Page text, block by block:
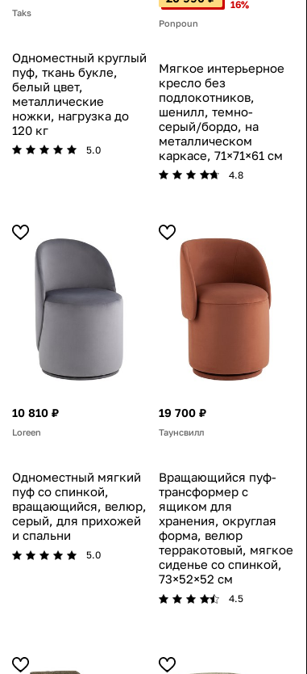
Taks
Одноместный круглый
пуф, ткань букле,
белый цвет,
металлические
ножки, нагрузка до
120 кг
5.0
16%
Ponpoun
Мягкое интерьерное
кресло без
подлокотников,
шенилл, темно-
серый/бордо, на
металлическом
каркасе, 71×71×61 см
4.8
10 810 ₽
Loreen
Одноместный мягкий
пуф со спинкой,
вращающийся, велюр,
серый, для прихожей
и спальни
5.0
19 700 ₽
Таунсвилл
Вращающийся пуф-
трансформер с
ящиком для
хранения, округлая
форма, велюр
терракотовый, мягкое
сиденье со спинкой,
73×52×52 см
4.5